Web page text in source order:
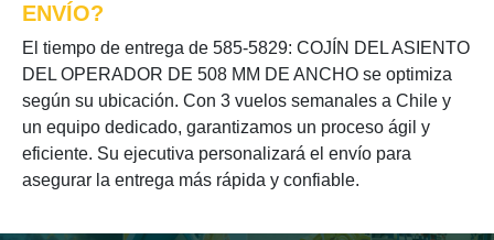
ENVÍO?
El tiempo de entrega de 585-5829: COJÍN DEL ASIENTO
DEL OPERADOR DE 508 MM DE ANCHO se optimiza
según su ubicación. Con 3 vuelos semanales a Chile y
un equipo dedicado, garantizamos un proceso ágil y
eficiente. Su ejecutiva personalizará el envío para
asegurar la entrega más rápida y confiable.